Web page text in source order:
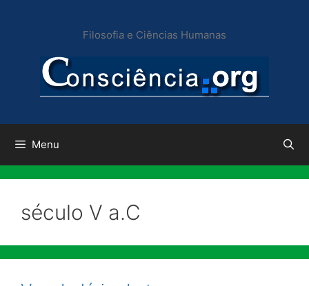
conteúdo
Filosofia e Ciências Humanas
Menu
século V a.C